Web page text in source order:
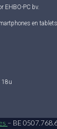
EHBO-PC bv.
en
– BE